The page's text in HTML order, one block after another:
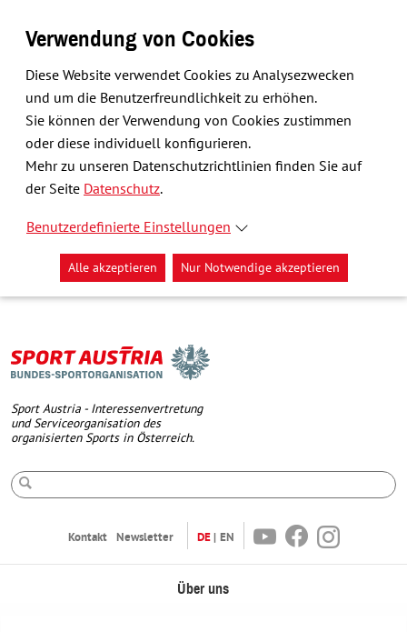
Verwendung von Cookies
Diese Website verwendet Cookies zu Analysezwecken
und um die Benutzerfreundlichkeit zu erhöhen.
Sie können der Verwendung von Cookies zustimmen
oder diese individuell konfigurieren.
Mehr zu unseren Datenschutzrichtlinien finden Sie auf
der Seite Datenschutz.
Benutzerdefinierte Einstellungen
Alle akzeptieren Nur Notwendige akzeptieren
Sport Austria - Interessenvertretung
und Serviceorganisation des
organisierten Sports in Österreich.
Kontakt Newsletter DE EN YoutubeFacebookInstagram
Über uns